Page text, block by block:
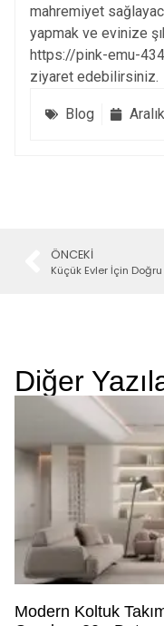
mahremiyet
yapmak ve evinize
https://pink-emu-
ziyaret edebilirsiniz.
Blog
ÖNCEKI
Diğer
Modern Koltuk